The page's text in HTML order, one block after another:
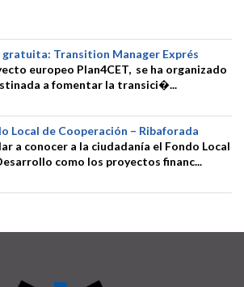
Transition Manager Exprés
europeo Plan4CET, se ha organizado
a fomentar la transici�...
Local de Cooperación – Ribaforada
a conocer a la ciudadanía el Fondo Local
como los proyectos financ...